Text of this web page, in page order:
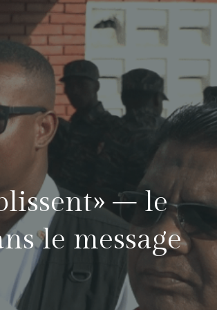
– le
le message